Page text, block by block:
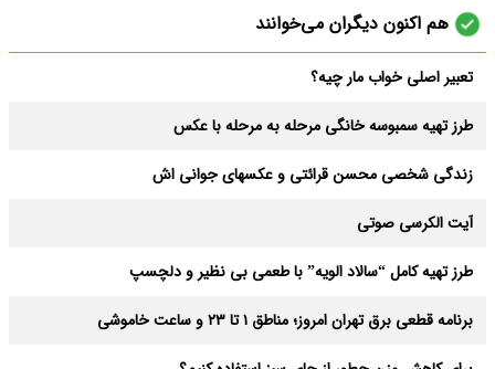
هم اکنون دیگران می‌خوانند
تعبیر اصلی خواب مار چیه؟
طرز تهیه سمبوسه خانگی مرحله به مرحله با عکس
زندگی شخصی محسن قرائتی و عکسهای جوانی اش
آیت الکرسی صوتی
طرز تهیه کامل “سالاد الویه” با طعمی بی نظیر و دلچسپ
برنامه قطعی برق تهران امروز؛ مناطق ۱ تا ۲۳ و ساعت خاموشی